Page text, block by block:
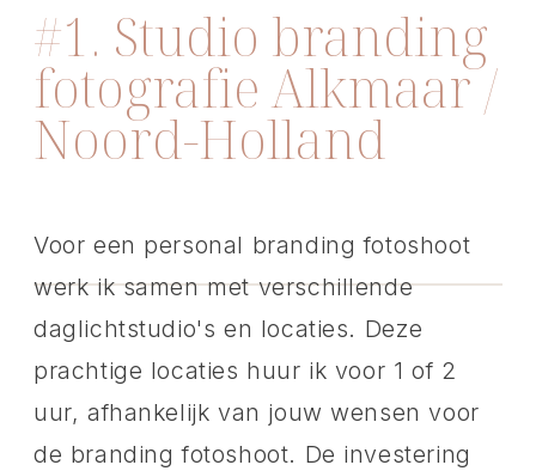
Voor een personal branding fotoshoot
werk ik samen met verschillende
daglichtstudio's en locaties. Deze
prachtige locaties huur ik voor 1 of 2
uur, afhankelijk van jouw wensen voor
de branding fotoshoot. De investering
#1. Studio branding
fotografie Alkmaar /
Noord-Holland